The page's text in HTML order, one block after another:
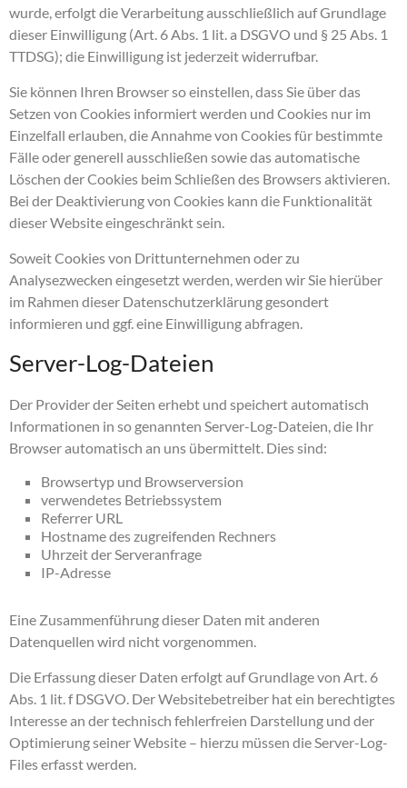
wurde, erfolgt die Verarbeitung ausschließlich auf Grundlage
dieser Einwilligung (Art. 6 Abs. 1 lit. a DSGVO und § 25 Abs. 1
TTDSG); die Einwilligung ist jederzeit widerrufbar.
Sie können Ihren Browser so einstellen, dass Sie über das
Setzen von Cookies informiert werden und Cookies nur im
Einzelfall erlauben, die Annahme von Cookies für bestimmte
Fälle oder generell ausschließen sowie das automatische
Löschen der Cookies beim Schließen des Browsers aktivieren.
Bei der Deaktivierung von Cookies kann die Funktionalität
dieser Website eingeschränkt sein.
Soweit Cookies von Drittunternehmen oder zu
Analysezwecken eingesetzt werden, werden wir Sie hierüber
im Rahmen dieser Datenschutzerklärung gesondert
informieren und ggf. eine Einwilligung abfragen.
Server-Log-Dateien
Der Provider der Seiten erhebt und speichert automatisch
Informationen in so genannten Server-Log-Dateien, die Ihr
Browser automatisch an uns übermittelt. Dies sind:
Browsertyp und Browserversion
verwendetes Betriebssystem
Referrer URL
Hostname des zugreifenden Rechners
Uhrzeit der Serveranfrage
IP-Adresse
Eine Zusammenführung dieser Daten mit anderen
Datenquellen wird nicht vorgenommen.
Die Erfassung dieser Daten erfolgt auf Grundlage von Art. 6
Abs. 1 lit. f DSGVO. Der Websitebetreiber hat ein berechtigtes
Interesse an der technisch fehlerfreien Darstellung und der
Optimierung seiner Website – hierzu müssen die Server-Log-
Files erfasst werden.